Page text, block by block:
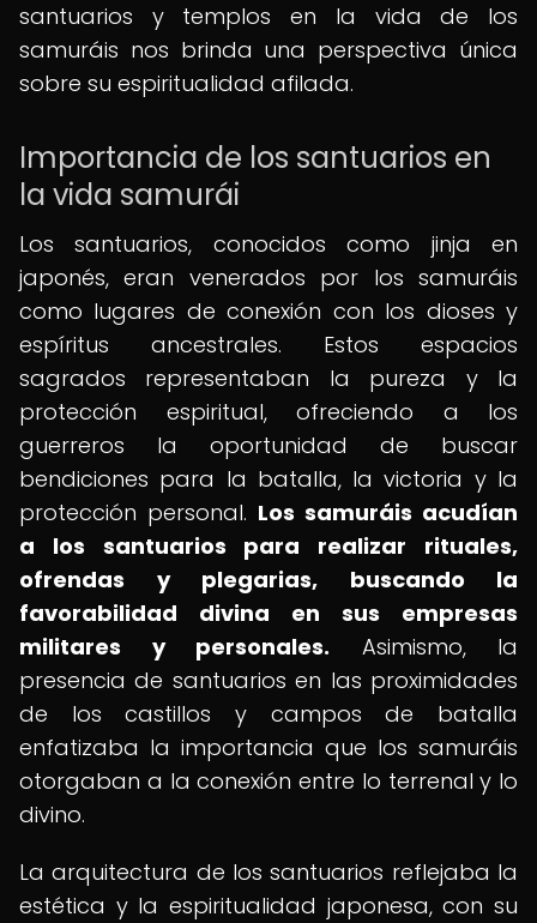
santuarios y templos en la vida de los
samuráis nos brinda una perspectiva única
sobre su espiritualidad afilada.
Importancia de los santuarios en
la vida samurái
Los santuarios, conocidos como jinja en
japonés, eran venerados por los samuráis
como lugares de conexión con los dioses y
espíritus ancestrales. Estos espacios
sagrados representaban la pureza y la
protección espiritual, ofreciendo a los
guerreros la oportunidad de buscar
bendiciones para la batalla, la victoria y la
protección personal. Los samuráis acudían
a los santuarios para realizar rituales,
ofrendas y plegarias, buscando la
favorabilidad divina en sus empresas
militares y personales. Asimismo, la
presencia de santuarios en las proximidades
de los castillos y campos de batalla
enfatizaba la importancia que los samuráis
otorgaban a la conexión entre lo terrenal y lo
divino.
La arquitectura de los santuarios reflejaba la
estética y la espiritualidad japonesa, con su